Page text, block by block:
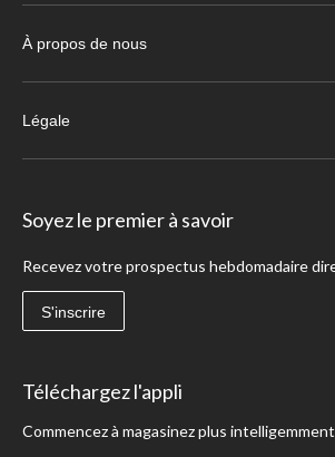
À propos de nous
Légale
Soyez le premier à savoir
Recevez votre prospectus hebdomadaire
S'inscrire
Téléchargez l'appli
Commencez à magasinez plus intelligemment